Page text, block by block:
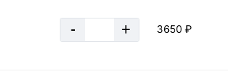
- + 3650 ₽